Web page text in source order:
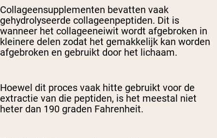
Collageensupplementen bevatten vaak
gehydrolyseerde collageenpeptiden. Dit is
wanneer het collageeneiwit wordt afgebroken in
kleinere delen zodat het gemakkelijk kan worden
afgebroken en gebruikt door het lichaam.
Hoewel dit proces vaak hitte gebruikt voor de
extractie van die peptiden, is het meestal niet
heter dan 190 graden Fahrenheit.